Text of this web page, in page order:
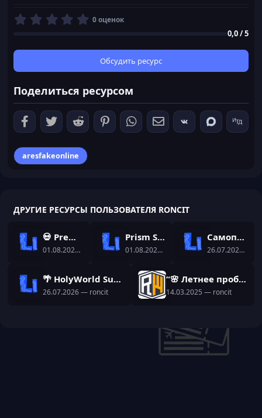
0
0
в
ё
з
д
0 оценок
0,0 / 5
Обсудить ресурс
Поделиться ресурсом
aresfakeonline
ДРУГИЕ РЕСУРСЫ ПОЛЬЗОВАТЕЛЯ RONCIT
💀 Premium Bedwars Setup | NitroSetup
01.08.2026 — roncit
Prism Skyblock Setup | Dungeon-RPG Setup
01.08.2026 — roncit
Самописный плагин на ИИ - TwinAI
26.07.2026 —
🌴 HolyWorld Summer | Готовая сборка с уникальными самописами
26.07.2026— roncit
“🌸 Летнее пробуждение в ReallyWorld! 🌿✨ Новая сборка уже здесь!”
14.03.2025 — roncit